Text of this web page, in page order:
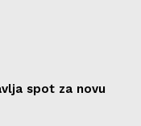
spot za novu